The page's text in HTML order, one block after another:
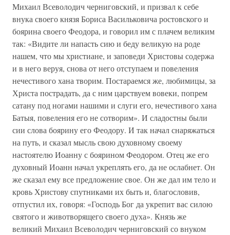
Михаил Всеволодич черниговский, и призвал к себе
внука своего князя Бориса Васильковича ростовского и
боярина своего Феодора, и говорил им с плачем великим
так: «Видите ли напасть сию и беду великую на роде
нашем, что мы христиане, и заповеди Христовы содержа
и в него веруя, снова от него отступаем и повеления
нечестивого хана творим. Постараемся же, любимицы, за
Христа пострадать, да с ним царствуем вовеки, попрем
сатану под ногами нашими и слуги его, нечестивого хана
Батыя, повеления его не сотворим». И сладостны были
сии слова боярину его Феодору. И так начал снаряжаться
на путь, и сказал мысль свою духовному своему
настоятелю Иоанну с боярином Феодором. Отец же его
духовный Иоанн начал укреплять его, да не ослабнет. Он
же сказал ему все предложение свое. Он же дал им тело и
кровь Христову спутниками их быть и, благословив,
отпустил их, говоря: «Господь Бог да укрепит вас силою
святого и животворящего своего духа». Князь же
великий Михаил Всеволодич черниговский со внуком